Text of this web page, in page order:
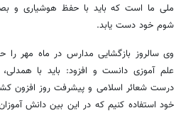
ملی ما است که باید با حفظ هوشیاری و
شوم خود دست یابد.
وی سالروز بازگشایی مدارس در ماه مهر را
علم آموزی دانست و افزود: باید با
درست شعائر اسلامی و پیشرفت روز افزون
خود استفاده کنیم که در این بین دانش